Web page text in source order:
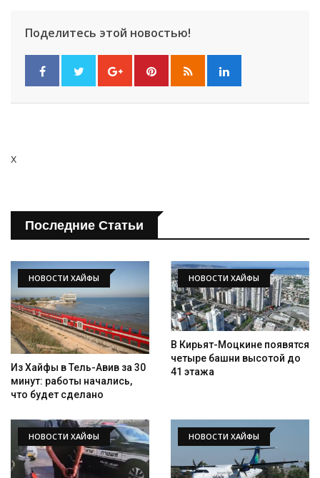
Поделитесь этой новостью!
x
Последние Статьи
НОВОСТИ ХАЙФЫ
Из Хайфы в Тель-Авив за 30
минут: работы начались,
что будет сделано
НОВОСТИ ХАЙФЫ
В Кирьят-Моцкине появятся
четыре башни высотой до
41 этажа
НОВОСТИ ХАЙФЫ НОВОСТИ ХАЙФЫ